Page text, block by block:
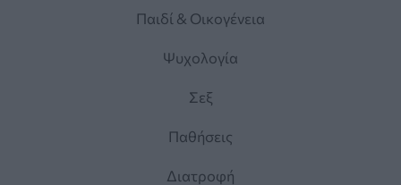
Παιδί & Οικογένεια
Ψυχολογία
Σεξ
Παθήσεις
Διατροφή